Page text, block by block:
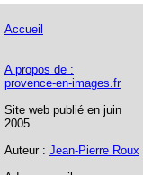
Accueil
A propos de :
provence-en-images.fr
Site web publié en juin
2005
Auteur : Jean-Pierre Roux